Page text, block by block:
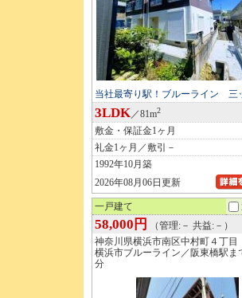
当社最寄り駅！ブルーライン 三
3LDK／81m2
敷金・保証金1ヶ月
礼金1ヶ月／敷引－
1992年10月築
2026年08月06日更新
一戸建て
58,000円
（管理:－ 共益:－）
神奈川県横浜市南区中村町４丁目
横浜市ブルーライン／阪東橋駅ま
分